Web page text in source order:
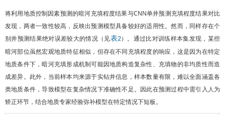
将利用地质控制因素预测的暗河充填程度结果与CNN单井预测充填程度结果对比
发现，两者一致性较高，反映出预测模型具备较好的适用性。然而，同样存在个
别井预测结果绝对误差较大的情况（见表2）。通过比对训练样本集发现，某些
暗河部位虽然宏观地质特征相似，但存在不同充填程度的响应，这是因为在特定
地质条件下，暗河充填形成机制可能因地质构造复杂性、充填物的非均质性而造
成差异。此外，当前样本均来源于实钻井信息，样本数量有限，难以全面涵盖各
类地质条件，导致模型在复杂情况下准确性不足。因此在预测过程中需引入人为
矫正环节，结合地质专家经验弥补模型在特定情况下短板。